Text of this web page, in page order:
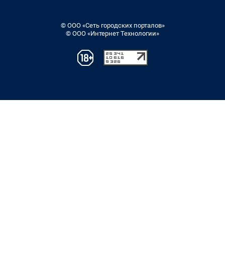
© ООО «Сеть городских порталов»
© ООО «Интернет Технологии»